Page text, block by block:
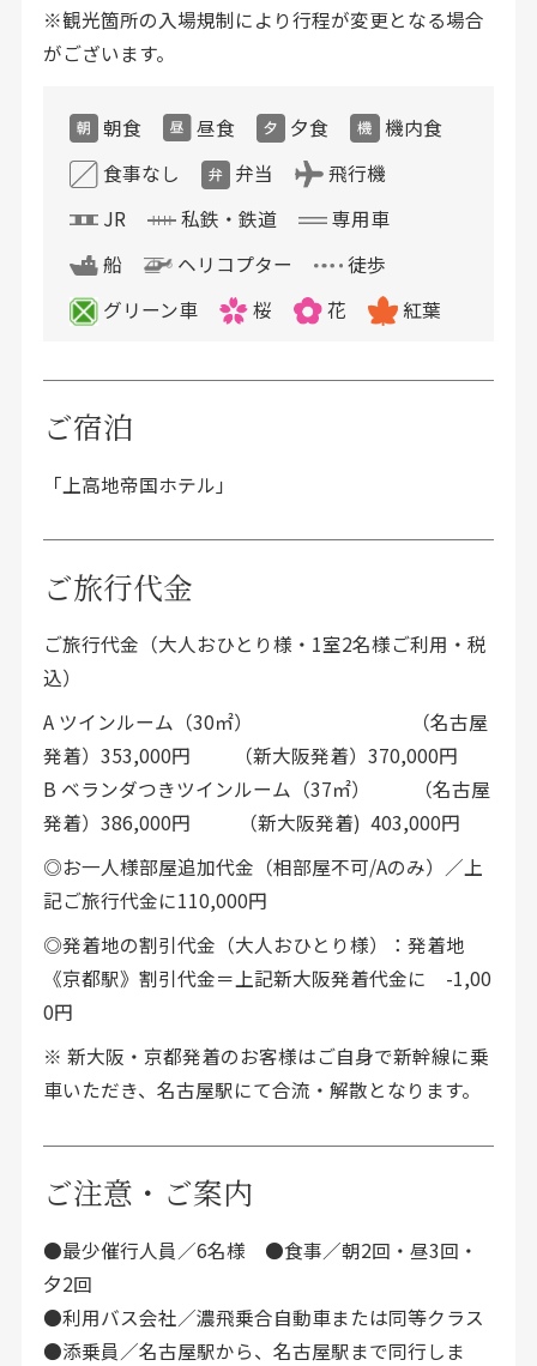
※観光箇所の入場規制により行程が変更となる場合
がございます。
朝食 昼食 夕食
機内食
食事なし
弁当
飛行機
JR
私鉄・鉄道
専用車
船
ヘリコプター
徒歩
グリーン車
桜 花 紅葉
ご宿泊
「上高地帝国ホテル」
ご旅行代金
ご旅行代金（大人おひとり様・1室2名様ご利用・税
込）
A ツインルーム（30㎡） （名古屋
発着）353,000円 （新大阪発着）370,000円
B ベランダつきツインルーム（37㎡） （名古屋
発着）386,000円 （新大阪発着) 403,000円
◎お一人様部屋追加代金（相部屋不可/Aのみ）／上
記ご旅行代金に110,000円
◎発着地の割引代金（大人おひとり様）：発着地
《京都駅》割引代金＝上記新大阪発着代金に -1,00
0円
※ 新大阪・京都発着のお客様はご自身で新幹線に乗
車いただき、名古屋駅にて合流・解散となります。
ご注意・ご案内
●最少催行人員／6名様 ●食事／朝2回・昼3回・
夕2回
●利用バス会社／濃飛乗合自動車または同等クラス
●添乗員／名古屋駅から、名古屋駅まで同行しま